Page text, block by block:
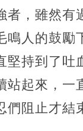
者，雖然有
鳴人的鼓勵
堅持到了吐
站起來，一
阻止才結